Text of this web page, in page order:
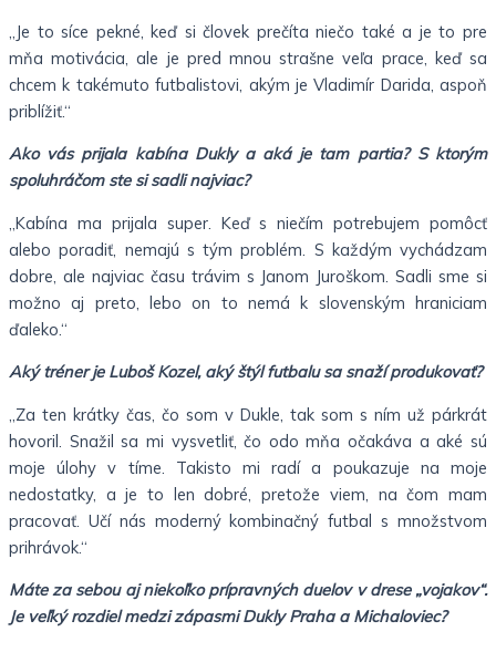
„Je to síce pekné, keď si človek prečíta niečo také a je to pre
mňa motivácia, ale je pred mnou strašne veľa prace, keď sa
chcem k takémuto futbalistovi, akým je Vladimír Darida, aspoň
priblížiť.“
Ako vás prijala kabína Dukly a aká je tam partia? S ktorým
spoluhráčom ste si sadli najviac?
„Kabína ma prijala super. Keď s niečím potrebujem pomôcť
alebo poradiť, nemajú s tým problém. S každým vychádzam
dobre, ale najviac času trávim s Janom Juroškom. Sadli sme si
možno aj preto, lebo on to nemá k slovenským hraniciam
ďaleko.“
Aký tréner je Luboš Kozel, aký štýl futbalu sa snaží produkovať?
„Za ten krátky čas, čo som v Dukle, tak som s ním už párkrát
hovoril. Snažil sa mi vysvetliť, čo odo mňa očakáva a aké sú
moje úlohy v tíme. Takisto mi radí a poukazuje na moje
nedostatky, a je to len dobré, pretože viem, na čom mam
pracovať. Učí nás moderný kombinačný futbal s množstvom
prihrávok.“
Máte za sebou aj niekoľko prípravných duelov v drese „vojakov“.
Je veľký rozdiel medzi zápasmi Dukly Praha a Michaloviec?